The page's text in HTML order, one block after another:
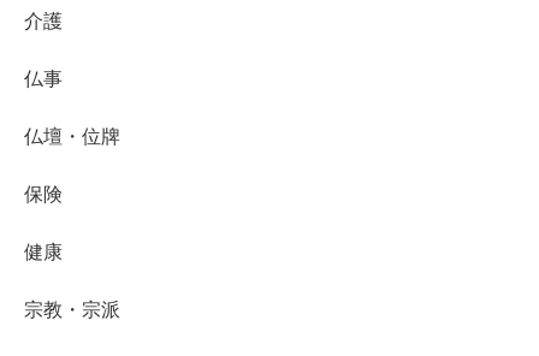
介護
仏事
仏壇・位牌
保険
健康
宗教・宗派